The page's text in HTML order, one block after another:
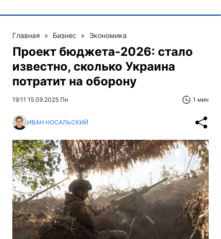
Главная » Бизнес » Экономика
Проект бюджета-2026: стало
известно, сколько Украина
потратит на оборону
19:11 15.09.2025 Пн 1 мин
ИВАН НОСАЛЬСКИЙ